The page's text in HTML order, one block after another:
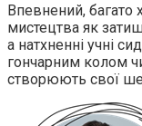
Впевнений, багато
мистецтва як
а натхненні учні
гончарним колом
створюють свої